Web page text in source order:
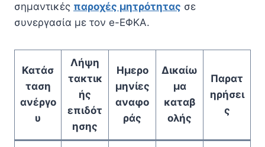
σημαντικές παροχές μητρότητας σε
συνεργασία με τον e-ΕΦΚΑ.
Κατάσ
ταση
ανέργο
υ
Λήψη
τακτικ
ής
επιδότ
ησης
Ημερο
μηνίες
αναφο
ράς
Δικαίω
μα
καταβ
ολής
Παρατ
ηρήσει
ς